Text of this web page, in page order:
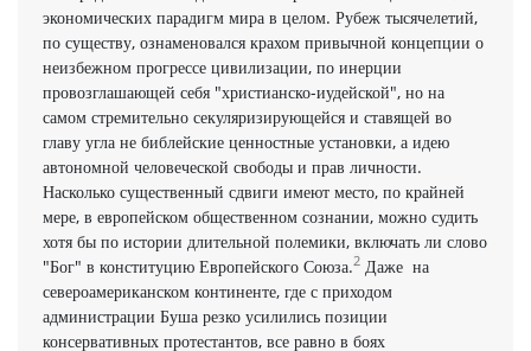
экономических парадигм мира в целом. Рубеж тысячелетий,
по существу, ознаменовался крахом привычной концепции о
неизбежном прогрессе цивилизации, по инерции
провозглашающей себя "христианско-иудейской", но на
самом стремительно секуляризирующейся и ставящей во
главу угла не библейские ценностные установки, а идею
автономной человеческой свободы и прав личности.
Насколько существенный сдвиги имеют место, по крайней
мере, в европейском общественном сознании, можно судить
хотя бы по истории длительной полемики, включать ли слово
"Бог" в конституцию Европейского Союза.2 Даже на
североамериканском континенте, где с приходом
администрации Буша резко усилились позиции
консервативных протестантов, все равно в боях